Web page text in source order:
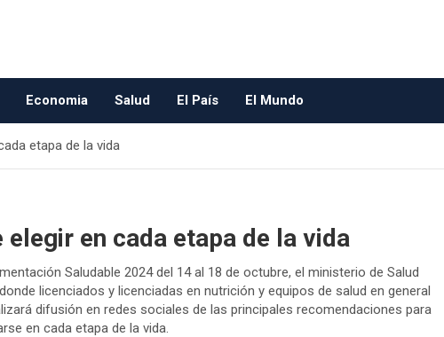
Economia Salud El País El Mundo
etapa de la vida
en cada etapa de la vida
Saludable 2024 del 14 al 18 de octubre, el ministerio de Salud
licenciados y licenciadas en nutrición y equipos de salud en general
difusión en redes sociales de las principales recomendaciones para
en cada etapa de la vida.